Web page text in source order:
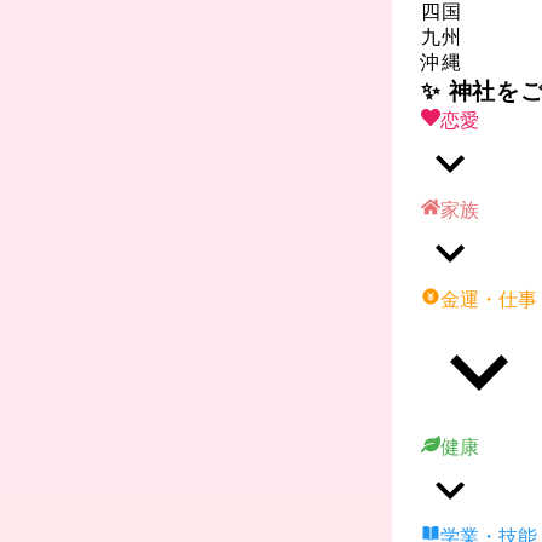
四国
九州
沖縄
✨ 神社を
恋愛
家族
金運・仕事
健康
学業・技能